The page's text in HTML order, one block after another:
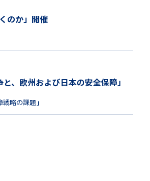
のか」開催
、欧州および日本の安全保障」
略の課題」